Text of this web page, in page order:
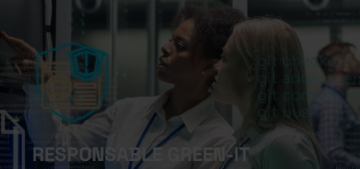
RESPONSABLE GREEN-IT